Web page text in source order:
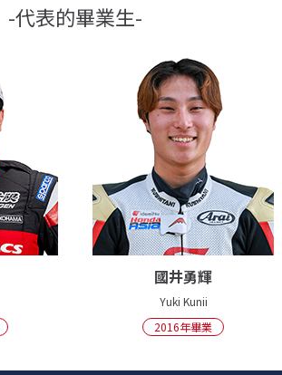
-代表的畢業生-
國井勇輝
Yuki Kunii
2016年畢業